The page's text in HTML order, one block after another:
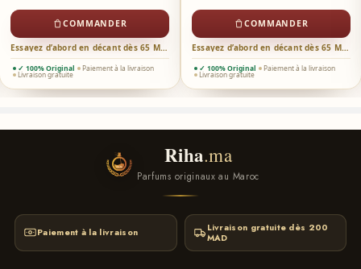
COMMANDER
Essayez d’abord en décant dès 65 MAD →
✓ 100% Original Paiement à la livraison
Livraison gratuite
COMMANDER
Essayez d’abord en décant dès 65 MAD →
✓ 100% Original Paiement à la livraison
Livraison gratuite
Riha.ma
Parfums originaux au Maroc
Paiement à la livraison
Livraison gratuite dès 200
MAD